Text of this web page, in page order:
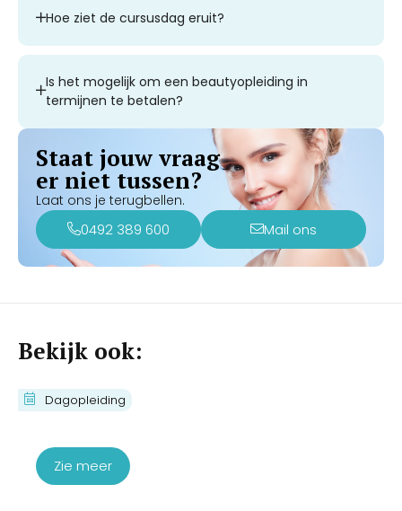
Hoe ziet de cursusdag eruit?
Is het mogelijk om een beautyopleiding in
termijnen te betalen?
Staat jouw vraag
er niet tussen?
Laat ons je terugbellen.
0492 389 600 Mail ons
Bekijk ook:
Dagopleiding
Cursus Couperose Verwijderen met
de IPL
Zie meer